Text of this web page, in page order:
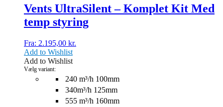
Vents UltraSilent – Komplet Kit Med
temp styring
Fra: 2.195,00 kr.
240 m³/h 100mm
340m³/h 125mm
555 m³/h 160mm
Vælg variant:
har
flere
varianter.
kan
vælges
på
varesiden
Add to Wishlist
Add to Wishlist